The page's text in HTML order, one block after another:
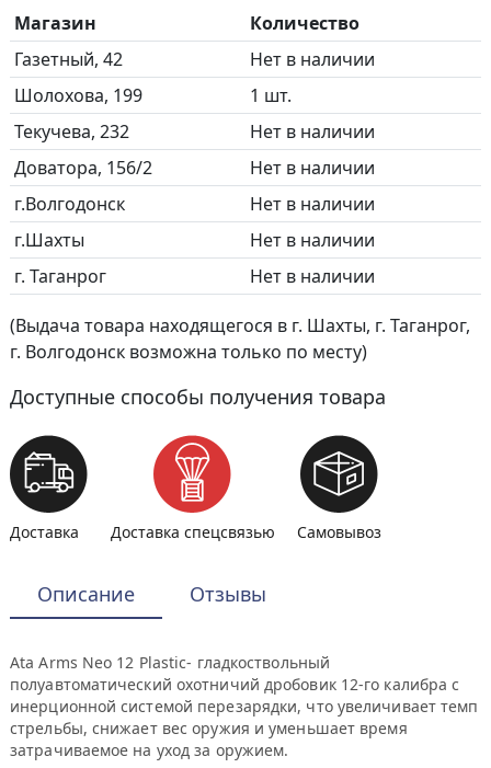
Магазин
Количество
Газетный, 42
Нет в наличии
Шолохова, 199
1 шт.
Текучева, 232
Нет в наличии
Доватора, 156/2
Нет в наличии
г.Волгодонск
Нет в наличии
г.Шахты
Нет в наличии
г. Таганрог
Нет в наличии
(Выдача товара находящегося в г. Шахты, г. Таганрог,
г. Волгодонск возможна только по месту)
Доступные способы получения товара
Доставка Доставка спецсвязью Самовывоз
Описание Отзывы
Ata Arms Neo 12 Plastic- гладкоствольный
полуавтоматический охотничий дробовик 12-го калибра c
инерционной системой перезарядки, что увеличивает темп
стрельбы, снижает вес оружия и уменьшает время
затрачиваемое на уход за оружием.